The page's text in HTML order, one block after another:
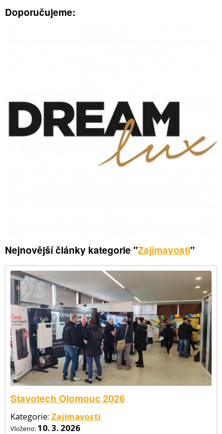
Doporučujeme:
Nejnovější články kategorie "Zajímavosti"
Stavotech Olomouc 2026
Kategorie: Zajímavosti
Vloženo: 10. 3. 2026